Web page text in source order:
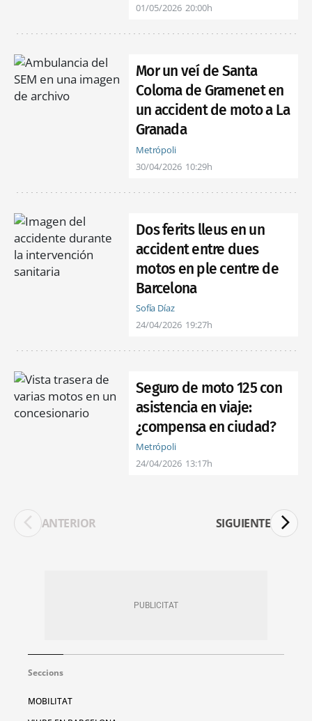
01/05/2026 20:00h
Mor un veí de Santa
Coloma de Gramenet en
un accident de moto a La
Granada
Metrópoli
30/04/2026 10:29h
Dos ferits lleus en un
accident entre dues
motos en ple centre de
Barcelona
Sofía Díaz
24/04/2026 19:27h
Seguro de moto 125 con
asistencia en viaje:
¿compensa en ciudad?
Metrópoli
24/04/2026 13:17h
ANTERIOR SIGUIENTE
Seccions
MOBILITAT